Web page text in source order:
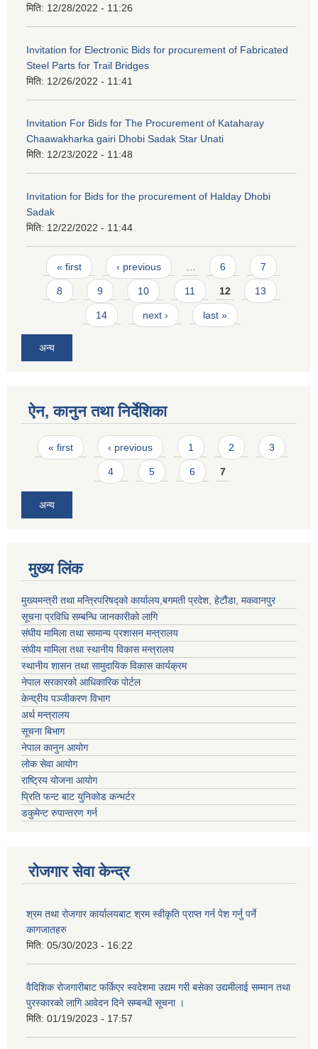
मिति: 12/28/2022 - 11:26
Invitation for Electronic Bids for procurement of Fabricated
Steel Parts for Trail Bridges
मिति: 12/26/2022 - 11:41
Invitation For Bids for The Procurement of Kataharay
Chaawakharka gairi Dhobi Sadak Star Unati
मिति: 12/23/2022 - 11:48
Invitation for Bids for the procurement of Halday Dhobi
Sadak
मिति: 12/22/2022 - 11:44
Pages
« first ‹ previous 6 7
8 9 10 11 12 13
14 next › last »
अन्य
ऐन, कानुन तथा निर्देशिका
Pages
« first ‹ previous 1 2 3
4 5 6 7
अन्य
मुख्य लिंक
मुख्यमन्त्री तथा मन्त्रिपरिषद्को कार्यालय,बगमती प्रदेश, हेटौंडा, मकवानपुर
सूचना प्रविधि सम्बन्धि जानकारीको लागि
संघीय मामिला तथा सामान्य प्रशासन मन्त्रालय
संघीय मामिला तथा स्थानीय विकास मन्त्रालय
स्थानीय शासन तथा सामुदायिक विकास कार्यक्रम
नेपाल सरकारको आधिकारिक पोर्टल
केन्द्रीय पञ्जीकरण विभाग
अर्थ मन्त्रालय
सूचना बिभाग
नेपाल कानुन आयोग
लोक सेवा आयोग
राष्ट्रिय योजना आयोग
प्रिति फन्ट बाट युनिकोड कन्भर्टर
डकुमेन्ट रुपान्तरण गर्न
रोजगार सेवा केन्द्र
श्रम तथा रोजगार कार्यालयबाट श्रम स्वीकृति प्राप्त गर्न पेश गर्नु पर्ने
कागजातहरु
मिति: 05/30/2023 - 16:22
वैदिशिक रोजगारीबाट फर्किएर स्वदेशमा उद्यम गरी बसेका उद्यमीलाई सम्मान तथा
पुरस्कारको लागि आवेदन दिने सम्बन्धी सूचना ।
मिति: 01/19/2023 - 17:57